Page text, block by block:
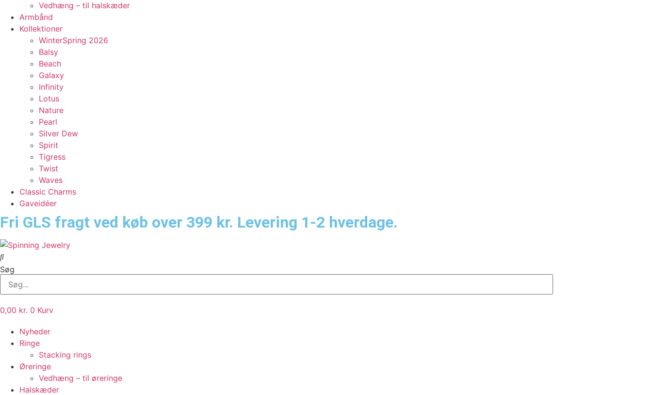
Vedhæng – til halskæder
Armbånd
Kollektioner
WinterSpring 2026
Balsy
Beach
Galaxy
Infinity
Lotus
Nature
Pearl
Silver Dew
Spirit
Tigress
Twist
Waves
Classic Charms
Gaveidéer
Fri GLS fragt ved køb over 399 kr. Levering 1-2 hverdage.
Søg
0,00 kr. 0 Kurv
Nyheder
Ringe
Stacking rings
Øreringe
Vedhæng – til øreringe
Halskæder